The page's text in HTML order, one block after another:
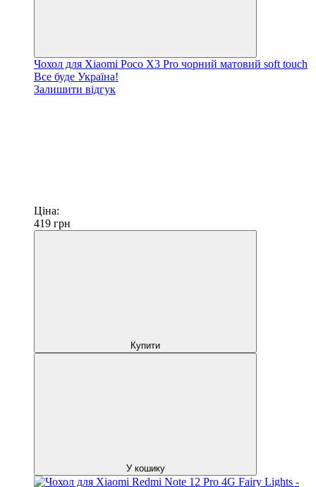
Чохол для Xiaomi Poco X3 Pro чорний матовий soft touch
Все буде Україна!
Залишити відгук
Ціна:
419 грн
Купити
У кошику